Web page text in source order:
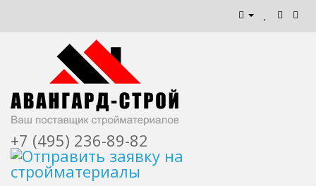
+7 (495) 236-89-82